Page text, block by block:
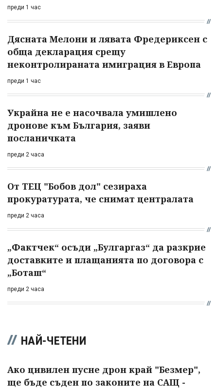
преди 1 час
Дясната Мелони и лявата Фредериксен с
обща декларация срещу
неконтролираната имиграция в Европа
преди 1 час
Украйна не е насочвала умишлено
дронове към България, заяви
посланичката
преди 2 часа
От ТЕЦ "Бобов дол" сезираха
прокуратурата, че снимат централата
преди 2 часа
„Фактчек“ осъди „Булгаргаз“ да разкрие
доставките и плащанията по договора с
„Боташ“
преди 2 часа
НАЙ-ЧЕТЕНИ
Ако цивилен пусне дрон край "Безмер",
ще бъде съден по законите на САЩ -